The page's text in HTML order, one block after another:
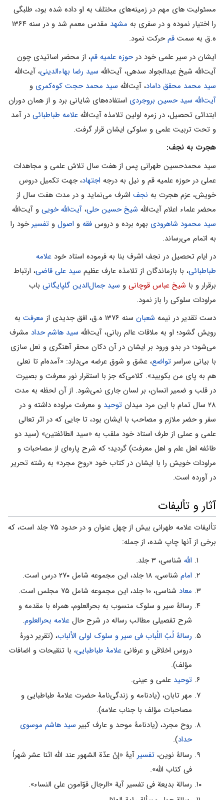
مسئولیت هاى مهم در زمینه‌هاى مختلف به او داده شده بود، طلبگى
را اختیار نموده و در سفرى به مشهد
مقدس معمم شد و در سنه ۱۳۶۴
ه.ق به سمت قمحرکت نمود.
ایشان در سیر علمى خود درحوزه علمیه قم، از محضر اساتیدى چون
آیت‌الله شیخ عبدالجواد سدهى، آیت‌الله سید رضا بهاء‌الدینى، آیت‌الله
سید محمد محقق داماد، آیت‌الله سید محمد حجت کو‌ه‌کمری و
آیت‌الله سید حسین بروجردى استفاده‌هاى شایانى برد و از همان دوران
ابتدائى تحصیل، در زمره اولین تلامذه آیت‌الله علامه طباطبائى در آمد
و تحت تربیت علمى و سلوکى ایشان قرار گرفت.
هجرت به نجف:
سید محمدحسین طهرانى پس از هفت سال تلاش علمى و مجاهدات
عملى در حوزه علمیه قم و نیل به درجه اجتهاد، جهت تکمیل دروس
خویش، عزم هجرت به نجف اشرف مى‌نماید و در مدت هفت سال از
محضر علماء اعلام آیت‌الله شیخ حسین حلى، آیت‌الله خویى و آیت‌الله
سید محمود شاهرودى بهره برده و دروس فقه و اصول و تفسیر خود را
به اتمام مى‌رساند.
در ایام تحصیل در نجف اشرف بنا به فرموده استاد خود علامه
طباطبائى، با بازماندگان از تلامذه عارف عظیم سید على قاضى، ارتباط
برقرار و با شیخ عباس قوچانی و سید جمال‌الدین گلپایگانى باب
مراودات سلوکى را باز نمود.
دست تقدیر در نیمه شعبان سنه ۱۳۷۶ ه.ق، افق جدیدى از معرفت به
رویش گشود؛ او به ملاقات عالم ربانی، آیت‌الله سید هاشم حداد مشرف
مى‌شود؛ در بدو ورود بر ایشان در آن دکان محقر آهنگرى و نعل سازى
با بیانى سراسر تواضع، عشق و شوق عرضه مى‌دارد: «آمده‌ام تا نعلى
هم به پاى من بکوبید». کلامى‌که جز با استقرار نور معرفت و بصیرت
در قلب و ضمیر انسان، بر لسان جارى نمى‌شود. از آن لحظه به مدت
۲۸ سال تمام با این مرد میدان
توحید و معرفت مراوده داشته و در
سفر و حضر ملازم و مصاحب با ایشان بود، تا جایى که در اثر تعالى
علمى و عملى از طرف استاد خود ملقب به «سید الطائفتین» (سید دو
طائفه اهل علم و اهل معرفت) گردید؛ که شرح پاره‌اى از مصاحبات و
مراودات خویش را با ایشان در کتاب خود «روح مجرد» به رشته تحریر
در آورده است.
آثار و تألیفات
تألیفات علامه طهرانی بیش از چهل عنوان و در حدود ۷۵ جلد است، که
برخی از آنها چاپ شده، از جمله:
اللّهشناسى، ۳ جلد.
امامشناسى، ۱۸ جلد، این مجموعه شامل ۲۷۰ درس است.
معاد شناسى، ۱۰ جلد، این مجموعه شامل ۷۵ مجلس است.
رسالۀ سیر و سلوک منسوب به بحرالعلوم، همراه با مقدمه و
شرح تفصیلى مطالب رساله در شرح حال علامه بحرالعلوم.
رسالۀ لُبّ اللُباب فی سیر و سلوک اولى الألباب، (تقریر دورۀ
دروس اخلاقى و عرفانى علامۀ طباطبایى، با تنقیحات و اضافات
مؤلف).
توحید علمى و عینى.
مهر تابان، (یادنامه و زندگى‌نامۀ حضرت علامۀ طباطبایى و
مصاحبات مؤلف با جناب علامه).
روح مجرد، (یادنامۀ موحد و عارف کبیر سید هاشم موسوى
حداد).
رسالۀ نوین، تفسیر آیۀ «إنّ عدّة الشهور عند الله اثنا عشر شهراً
فی کتاب الله».
رسالة بدیعة فی تفسیر آیة «الرجال قوّامون على النساء».